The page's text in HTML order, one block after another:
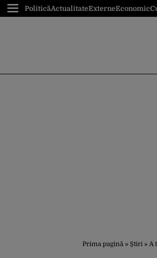
PoliticăActualitateExterneEconomic
Prima pagină » Știri » A